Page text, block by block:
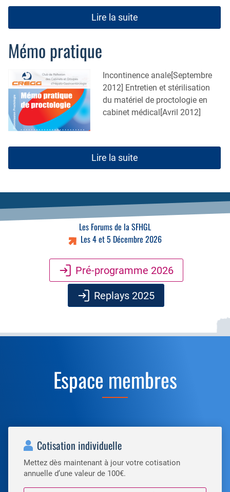
Lire la suite
Mémo pratique
Incontinence anale[Septembre
2012] Entretien et stérilisation
du matériel de proctologie en
cabinet médical[Avril 2012]
Lire la suite
Les Forums de la SFHGL
Les 4 et 5 Décembre 2026
Pré-programme 2026
Replays 2025
Espace membres
Cotisation individuelle
Mettez dès maintenant à jour votre cotisation
annuelle d’une valeur de 100€.